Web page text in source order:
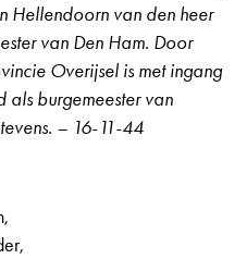
Hellendoorn van den heer
van Den Ham. Door
Overijsel is met ingang
burgemeester van
– 16-11-44